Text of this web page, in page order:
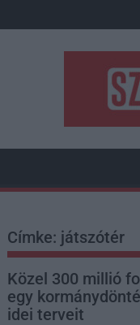
to
Címke: játszótér
Közel 300 millió
egy
idei terveit